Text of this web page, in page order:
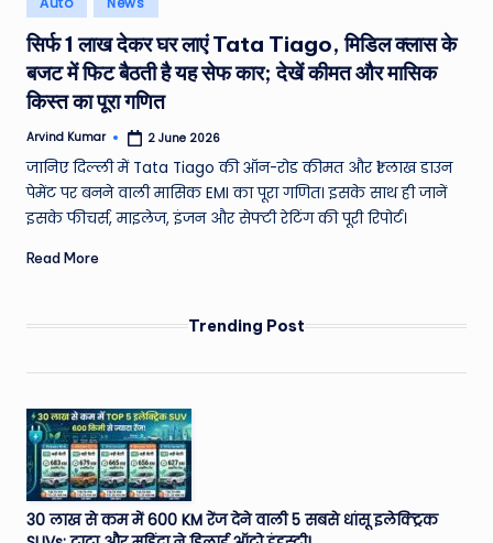
e
a
t
er
,
T
e
h
&
M
o
vi
e
in
सिर्फ 1 लाख देकर घर लाएं Tata Tiago, मिडिल क्लास के
बजट में फिट बैठती है यह सेफ कार; देखें कीमत और मासिक
किस्त का पूरा गणित
Posted
Arvind Kumar 2 June 2026
जानिए दिल्ली में Tata Tiago की ऑन-रोड कीमत और ₹1 लाख डाउन
पेमेंट पर बनने वाली मासिक EMI का पूरा गणित। इसके साथ ही जानें
इसके फीचर्स, माइलेज, इंजन और सेफ्टी रेटिंग की पूरी रिपोर्ट।
Read More
Trending Post
30 लाख से कम में 600 KM रेंज देने वाली 5 सबसे धांसू इलेक्ट्रिक